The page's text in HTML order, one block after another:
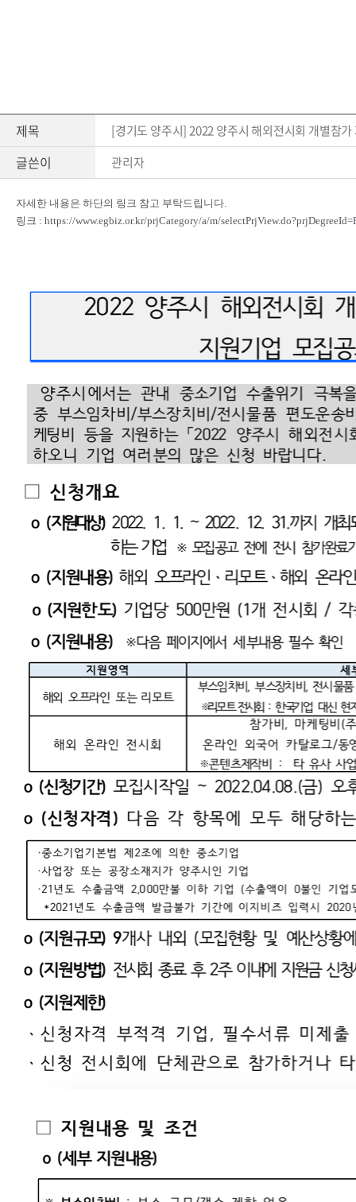
제목 [경기도 양주시] 2022 양주시 해외전시회 개별참
글쓴이 관리자
자세한 내용은 하단의 링크 참고 부탁드립니다.
링크 : https://www.egbiz.or.kr/prjCategory/a/m/